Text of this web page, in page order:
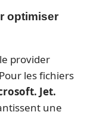
optimiser
provider
les fichiers
Jet.
une